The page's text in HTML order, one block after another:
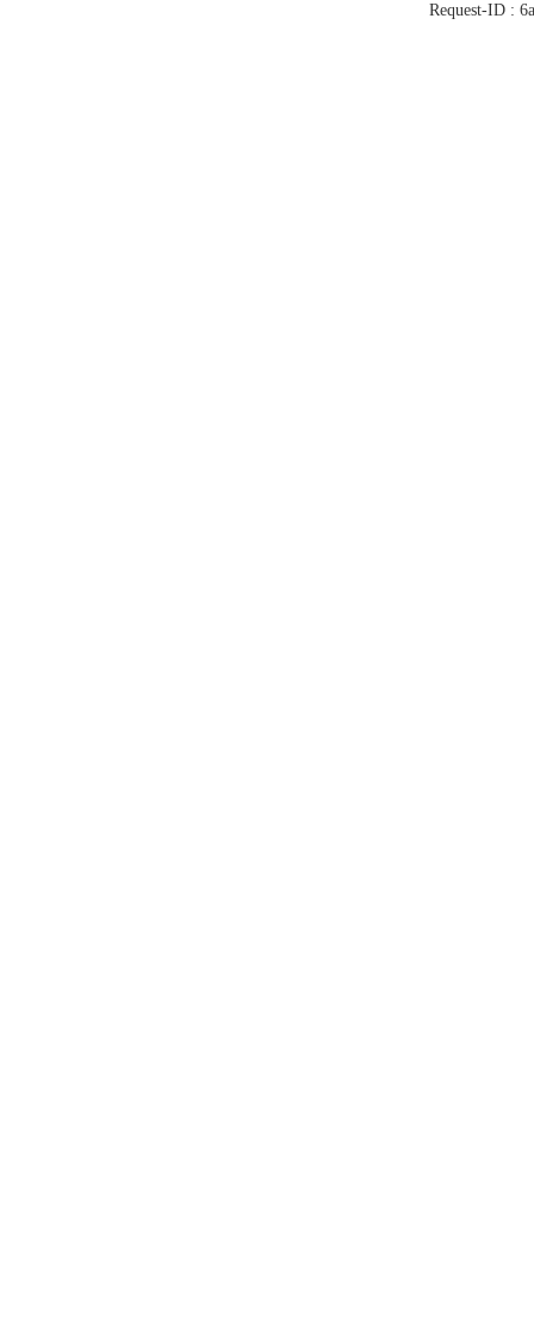
Request-ID :